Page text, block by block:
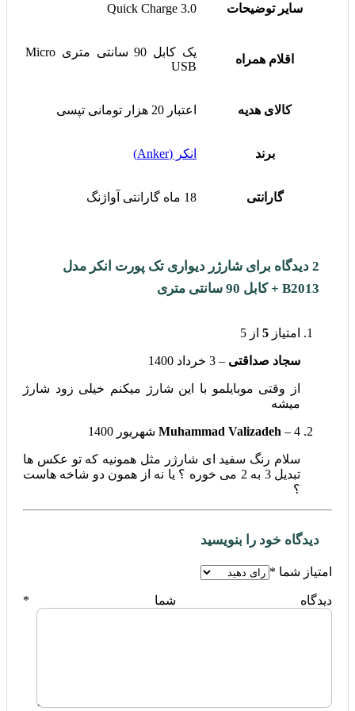
سایر توضیحات Quick Charge 3.0
اقلام همراه
یک کابل 90 سانتی متری Micro
USB
کالای هدیه اعتبار 20 هزار تومانی تپسی
برند انکر (Anker)
گارانتی 18 ماه گارانتی آواژنگ
2 دیدگاه برای
شارژر دیواری تک پورت انکر مدل
B2013 + کابل 90 سانتی متری
امتیاز 5 از 5
سجاد صداقتی – 3 خرداد 1400
از وقتی موبایلمو با این شارژ میکنم خیلی زود شارژ
میشه
Muhammad Valizadeh – 4 شهریور 1400
سلام رنگ سفید ای شارژر مثل همونیه که تو عکس ها
تبدیل 3 به 2 می خوره ؟ یا نه از همون دو شاخه هاست
؟
دیدگاه خود را بنویسید
امتیاز شما *
دیدگاه شما *